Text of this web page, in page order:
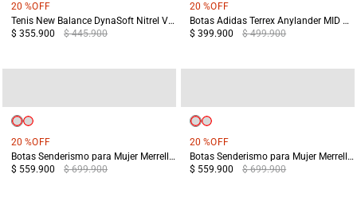
20 %OFF
Tenis New Balance DynaSoft Nitrel V6 Mujer Gris
$ 355.900
$ 445.900
20 %OFF
Botas Adidas Terrex Anylander MID Mujer Negro/Gris
$ 399.900
$ 499.900
20 %OFF
Botas Senderismo para Mujer Merrell Yokota 3 MID GTX Beige
$ 559.900
$ 699.900
20 %OFF
Botas Senderismo para Mujer Merrell Yokota 3 MID GTX Azul Claro
$ 559.900
$ 699.900